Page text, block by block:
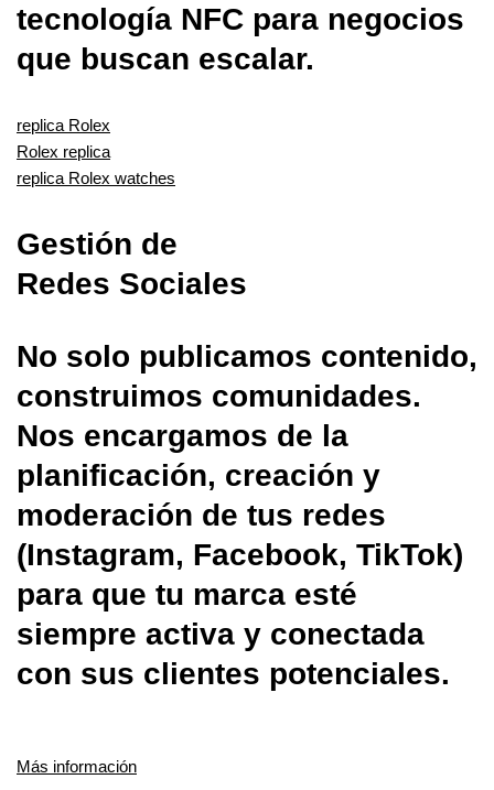
tecnología NFC para negocios
que buscan escalar.
replica Rolex
Rolex replica
replica Rolex watches
Gestión de
Redes Sociales
No solo publicamos contenido,
construimos comunidades.
Nos encargamos de la
planificación, creación y
moderación de tus redes
(Instagram, Facebook, TikTok)
para que tu marca esté
siempre activa y conectada
con sus clientes potenciales.
Más información